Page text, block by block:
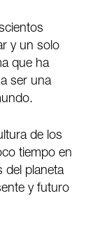
y un solo
que ha
ser una
de los
tiempo en
del planeta
y futuro